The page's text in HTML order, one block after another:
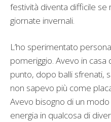
festività diventa difficile
giornate invernali.
L’ho sperimentato
pomeriggio. Avevo in
punto, dopo balli sfrenati,
non sapevo più come
Avevo bisogno di un
energia in qualcosa di